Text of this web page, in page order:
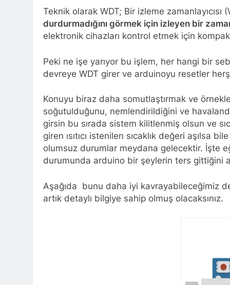
Teknik olarak WDT; Bir izleme zamanlayıcısı
durdurmadığını görmek için izleyen bir
elektronik cihazları kontrol etmek için
Peki ne işe yarıyor bu işlem, her hangi bir
devreye WDT girer ve arduinoyu resetler
Konuyu biraz daha somutlaştırmak ve
soğutulduğunu, nemlendirildiğini ve
girsin bu sırada sistem kilitlenmiş olsun ve
giren ısıtıcı istenilen sıcaklık değeri aşılsa
olumsuz durumlar meydana gelecektir. İşte
durumunda arduino bir şeylerin ters gittiğini
Aşağıda bunu daha iyi kavrayabileceğimiz
artık detaylı bilgiye sahip olmuş olacaksınız.